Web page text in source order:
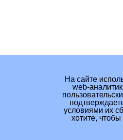
На сайте
web-
условиями их
хотите,